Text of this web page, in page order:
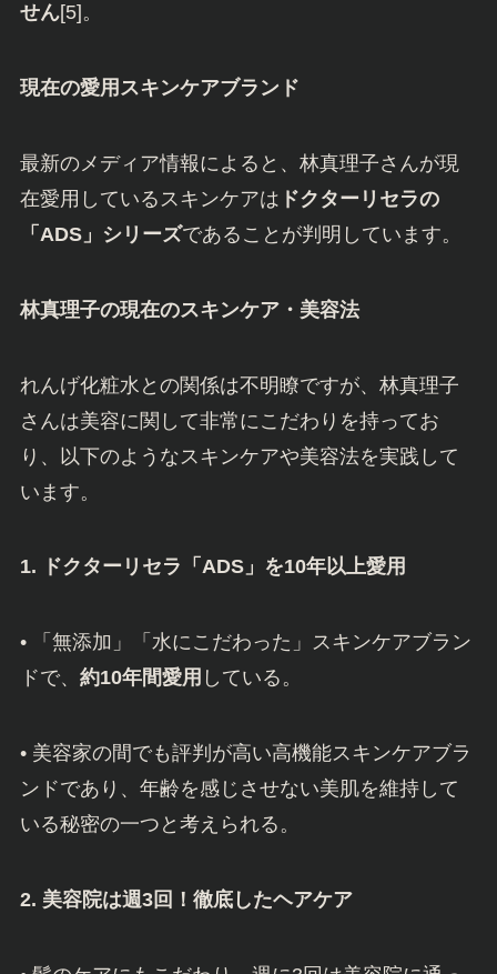
せん[5]。
現在の愛用スキンケアブランド
最新のメディア情報によると、林真理子さんが現
在愛用しているスキンケアは ドクターリセラの
「ADS」シリーズであることが判明しています。
林真理子の現在のスキンケア・美容法
れんげ化粧水との関係は不明瞭ですが、林真理子
さんは美容に関して非常にこだわりを持ってお
り、以下のようなスキンケアや美容法を実践して
います。
1. ドクターリセラ「ADS」を10年以上愛用
• 「無添加」「水にこだわった」スキンケアブラン
ドで、 約10年間愛用 している。
• 美容家の間でも評判が高い高機能スキンケアブラ
ンドであり、年齢を感じさせない美肌を維持して
いる秘密の一つと考えられる。
2. 美容院は週3回！徹底したヘアケア